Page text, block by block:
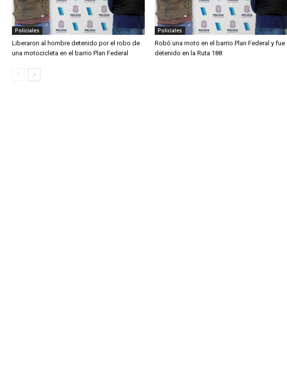
Policiales
Liberaron al hombre detenido por el robo de
una motocicleta en el barrio Plan Federal
Policiales
Robó una moto en el barrio Plan Federal y fue
detenido en la Ruta 188